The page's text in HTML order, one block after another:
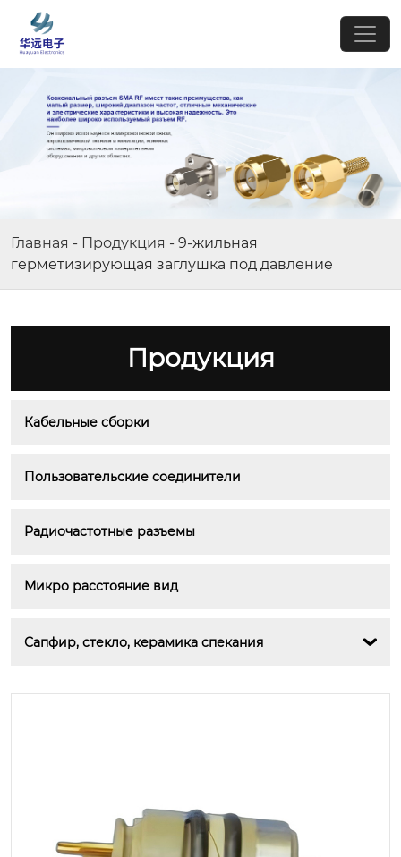
Главная - Продукция - 9-жильная
герметизирующая заглушка под давление
Продукция
Кабельные сборки
Пользовательские соединители
Радиочастотные разъемы
Микро расстояние вид
Сапфир, стекло, керамика спекания 